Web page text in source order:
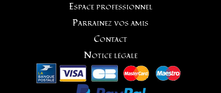
Espace professionnel
Parrainez vos amis
Contact
Notice légale